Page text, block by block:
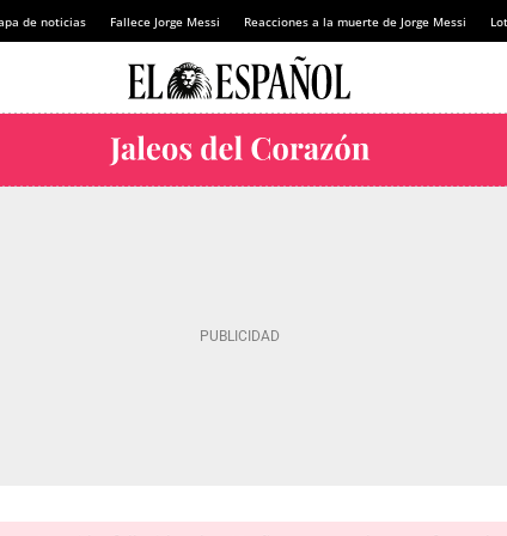
de noticias Fallece Jorge Messi Reacciones a la muerte de Jorge Messi